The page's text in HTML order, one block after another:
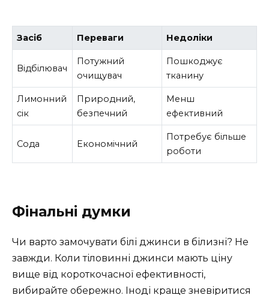
Засіб Переваги Недоліки
Відбілювач
Потужний
очищувач
Пошкоджує
тканину
Лимонний
сік
Природний,
безпечний
Менш
ефективний
Сода Економічний
Потребує більше
роботи
Фінальні думки
Чи варто замочувати білі джинси в білизні? Не
завжди. Коли тіловинні джинси мають ціну
вище від короткочасної ефективності,
вибирайте обережно. Іноді краще зневіритися